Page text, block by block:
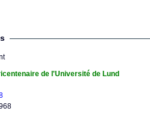
de l'Université de Lund